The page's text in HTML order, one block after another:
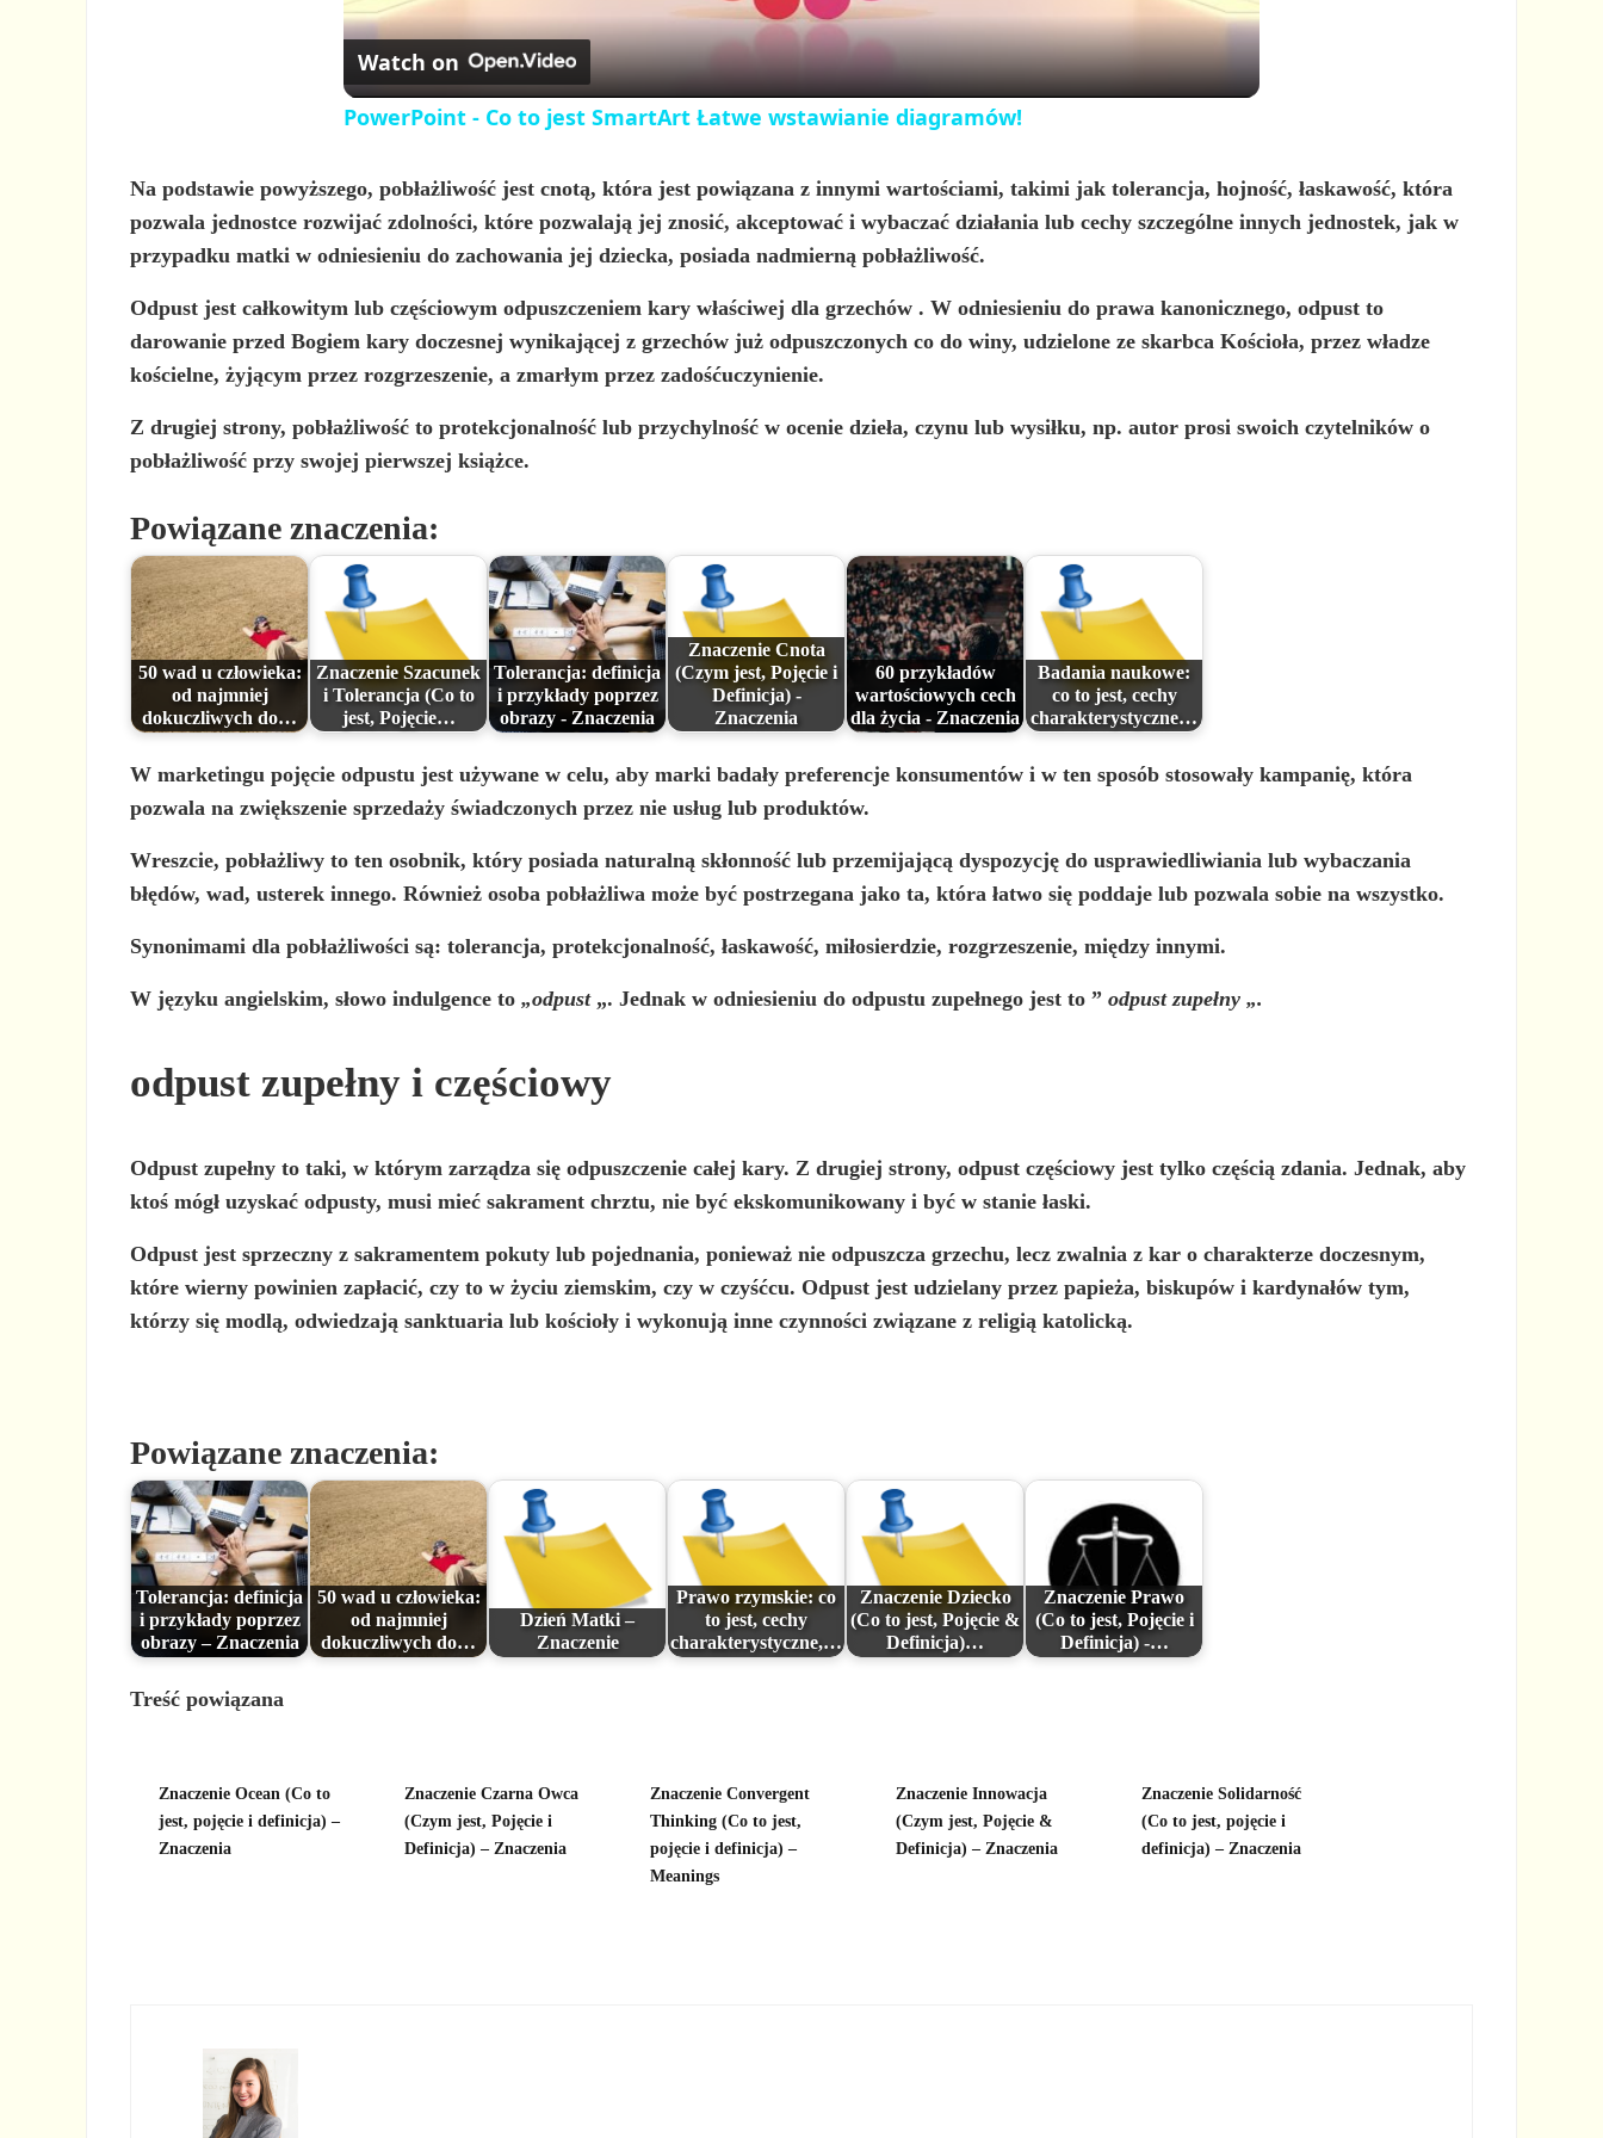
a
y
i
d
e
o
Watch on
PowerPoint - Co to jest SmartArt Łatwe wstawianie diagramów!
Na podstawie powyższego, pobłażliwość jest cnotą, która jest powiązana z innymi wartościami, takimi jak tolerancja, hojność, łaskawość, która
pozwala jednostce rozwijać zdolności, które pozwalają jej znosić, akceptować i wybaczać działania lub cechy szczególne innych jednostek, jak w
przypadku matki w odniesieniu do zachowania jej dziecka, posiada nadmierną pobłażliwość.
Odpust jestcałkowitym lub częściowym odpuszczeniem kary właściwej dla grzechów . W odniesieniu do prawa kanonicznego, odpust to
darowanie przed Bogiem kary doczesnej wynikającej z grzechów już odpuszczonych co do winy, udzielone ze skarbca Kościoła, przez władze
kościelne, żyjącym przez rozgrzeszenie, a zmarłym przez zadośćuczynienie.
Z drugiej strony, pobłażliwość to protekcjonalność lub przychylność w ocenie dzieła, czynu lub wysiłku, np. autor prosi swoich czytelników o
pobłażliwość przy swojej pierwszej książce.
Powiązane znaczenia:
50 wad u człowieka:
od najmniej
dokuczliwych do…
Znaczenie Szacunek
i Tolerancja (Co to
jest, Pojęcie…
Tolerancja: definicja
i przykłady poprzez
obrazy - Znaczenia
Znaczenie Cnota
(Czym jest, Pojęcie i
Definicja) -
Znaczenia
60 przykładów
wartościowych cech
dla życia - Znaczenia
Badania naukowe:
co to jest, cechy
charakterystyczne…
W marketingu pojęcie odpustu jest używane w celu, aby marki badały preferencje konsumentów i w ten sposób stosowały kampanię, która
pozwala na zwiększenie sprzedaży świadczonych przez nie usług lub produktów.
Wreszcie,pobłażliwy to ten osobnik, który posiada naturalną skłonność lub przemijającą dyspozycję do usprawiedliwiania lub wybaczania
błędów, wad, usterek innego. Również osoba pobłażliwa może być postrzegana jako ta, która łatwo się poddaje lub pozwala sobie na wszystko.
Synonimami dla pobłażliwości są: tolerancja, protekcjonalność, łaskawość, miłosierdzie, rozgrzeszenie, między innymi.
W języku angielskim, słowo indulgence to„odpust„. Jednak w odniesieniu do odpustu zupełnego jest to ”odpust zupełny „.
odpust zupełny i częściowy
Odpust zupełny to taki, w którym zarządza się odpuszczenie całej kary. Z drugiej strony,odpust częściowy jest tylko częścią zdania. Jednak, aby
ktoś mógł uzyskać odpusty, musi mieć sakrament chrztu, nie być ekskomunikowany i być w stanie łaski.
Odpust jest sprzeczny z sakramentem pokuty lub pojednania, ponieważ nie odpuszcza grzechu, lecz zwalnia z kar o charakterze doczesnym,
które wierny powinien zapłacić, czy to w życiu ziemskim, czy w czyśćcu. Odpust jest udzielany przez papieża, biskupów i kardynałów tym,
którzy się modlą, odwiedzają sanktuaria lub kościoły i wykonują inne czynności związane z religią katolicką.
Powiązane znaczenia:
Tolerancja: definicja
i przykłady poprzez
obrazy – Znaczenia
50 wad u człowieka:
od najmniej
dokuczliwych do…
Dzień Matki –
Znaczenie
Prawo rzymskie: co
to jest, cechy
charakterystyczne,…
Znaczenie Dziecko
(Co to jest, Pojęcie &
Definicja)…
Znaczenie Prawo
(Co to jest, Pojęcie i
Definicja) -…
Treść powiązana
Znaczenie Ocean (Co to
jest, pojęcie i definicja) –
Znaczenia
Znaczenie Czarna Owca
(Czym jest, Pojęcie i
Definicja) – Znaczenia
Znaczenie Convergent
Thinking (Co to jest,
pojęcie i definicja) –
Meanings
Znaczenie Innowacja
(Czym jest, Pojęcie &
Definicja) – Znaczenia
Znaczenie Solidarność
(Co to jest, pojęcie i
definicja) – Znaczenia